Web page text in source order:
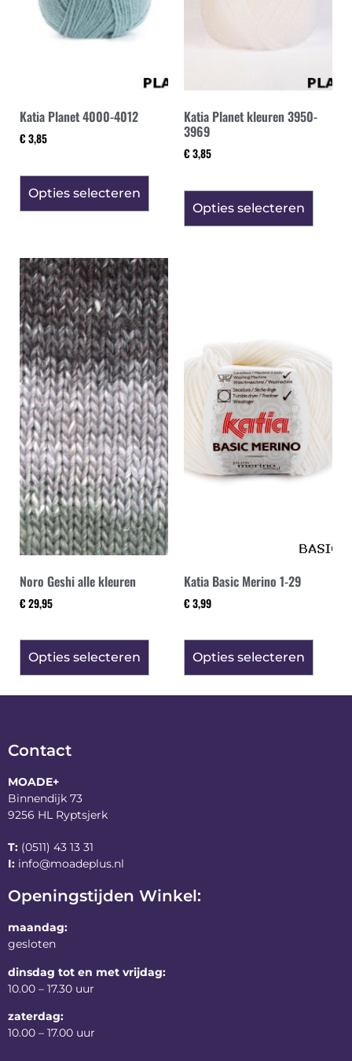
Katia Planet 4000-4012
€ 3,85
Opties selecteren
Katia Planet kleuren 3950-
3969
€ 3,85
Opties selecteren
Noro Geshi alle kleuren
€ 29,95
Opties selecteren
Katia Basic Merino 1-29
€ 3,99
Opties selecteren
Contact
MOADE+
Binnendijk 73
9256 HL Ryptsjerk
T: (0511) 43 13 31
I: info@moadeplus.nl
Openingstijden Winkel:
maandag:
gesloten
dinsdag tot en met vrijdag:
10.00 – 17.30 uur
zaterdag:
10.00 – 17.00 uur